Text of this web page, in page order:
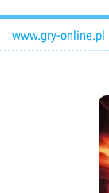
www.gry-online.pl